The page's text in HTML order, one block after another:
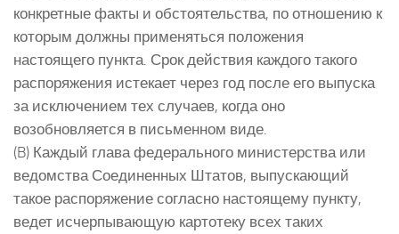
конкретные факты и обстоятельства, по отношению к
которым должны применяться положения
настоящего пункта. Срок действия каждого такого
распоряжения истекает через год после его выпуска
за исключением тех случаев, когда оно
возобновляется в письменном виде.
(B) Каждый глава федерального министерства или
ведомства Соединенных Штатов, выпускающий
такое распоряжение согласно настоящему пункту,
ведет исчерпывающую картотеку всех таких